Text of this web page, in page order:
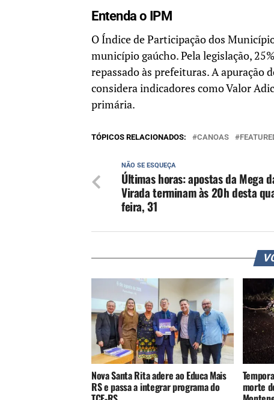
Entenda o IPM
O Índice de Participação dos
município gaúcho. Pela legislação,
repassado às prefeituras. A apuração
considera indicadores como Valor
primária.
TÓPICOS RELACIONADOS: CANOAS
NÃO SE ESQUEÇA
Últimas horas: apostas da Mega
Virada terminam às 20h desta
feira, 31
Nova Santa Rita adere ao Educa Mais
RS e passa a integrar programa do morte